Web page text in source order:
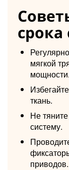
мягкой
мощности.
ткань.
Не
систему.
приводов.